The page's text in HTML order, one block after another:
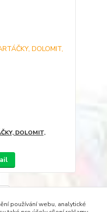
DOLOMIT,
používání webu, analytické